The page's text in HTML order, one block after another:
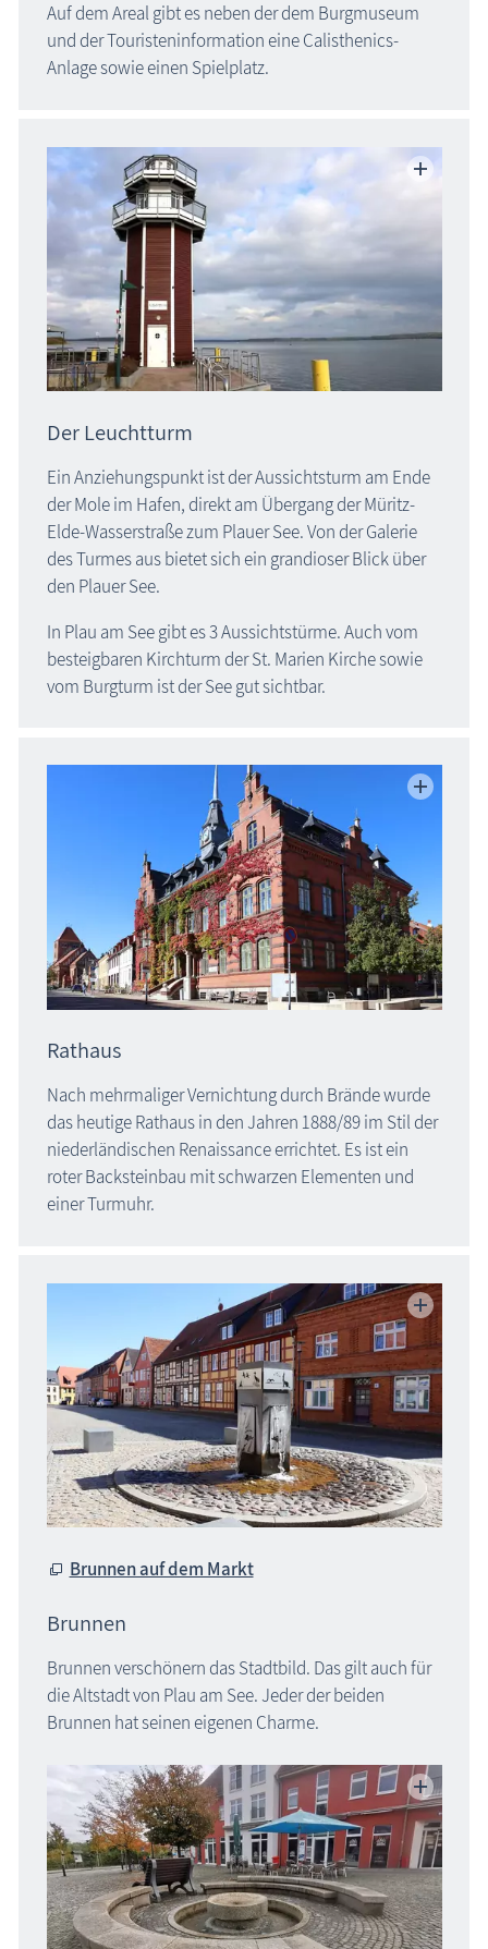
Auf dem Areal gibt es neben der dem Burgmuseum
und der Touristeninformation eine Calisthenics-
Anlage sowie einen Spielplatz.
Der Leuchtturm
Ein Anziehungspunkt ist der Aussichtsturm am Ende
der Mole im Hafen, direkt am Übergang der Müritz-
Elde-Wasserstraße zum Plauer See. Von der Galerie
des Turmes aus bietet sich ein grandioser Blick über
den Plauer See.
In Plau am See gibt es 3 Aussichtstürme. Auch vom
besteigbaren Kirchturm der St. Marien Kirche sowie
vom Burgturm ist der See gut sichtbar.
Rathaus
Nach mehrmaliger Vernichtung durch Brände wurde
das heutige Rathaus in den Jahren 1888/89 im Stil der
niederländischen Renaissance errichtet. Es ist ein
roter Backsteinbau mit schwarzen Elementen und
einer Turmuhr.
Brunnen auf dem Markt
Brunnen
Brunnen verschönern das Stadtbild. Das gilt auch für
die Altstadt von Plau am See. Jeder der beiden
Brunnen hat seinen eigenen Charme.